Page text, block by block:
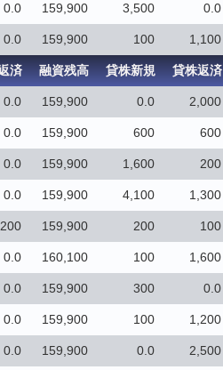
0.0 159,900 3,500 0.0
0.0 159,900 100 1,100
済 融資残高 貸株新規 貸株返済
0.0 159,900 0.0 2,000
0.0 159,900 600 600
0.0 159,900 1,600 200
0.0 159,900 4,100 1,300
200 159,900 200 100
0.0 160,100 100 1,600
0.0 159,900 300 0.0
0.0 159,900 100 1,200
0.0 159,900 0.0 2,500